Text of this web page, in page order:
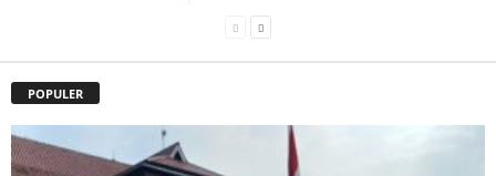
POPULER